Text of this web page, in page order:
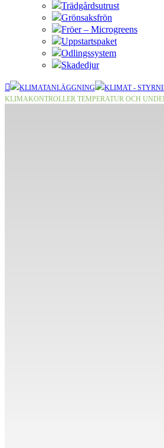
Trädgårdsutrust
Grönsaksfrön
Fröer – Microgreens
Uppstartspaket
Odlingssystem
Skadedjur
KLIMATANLÄGGNING KLIMAT -
KLIMAKONTROLLER TEMPERATUR OCH